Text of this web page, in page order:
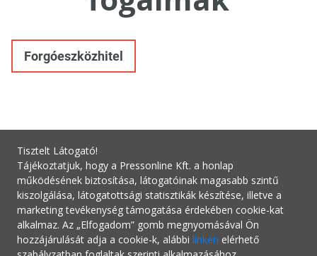
Forgóeszközhitel
Tisztelt Látogató!
Tájékoztatjuk, hogy a Pressonline Kft. a honlap
működésének biztosítása, látogatóinak magasabb szintű
kiszolgálása, látogatottsági statisztikák készítése, illetve a
marketing tevékenység támogatása érdekében cookie-kat
alkalmaz. Az „Elfogadom” gomb megnyomásával Ön
hozzájárulását adja a cookie-k, alábbi linken elérhető